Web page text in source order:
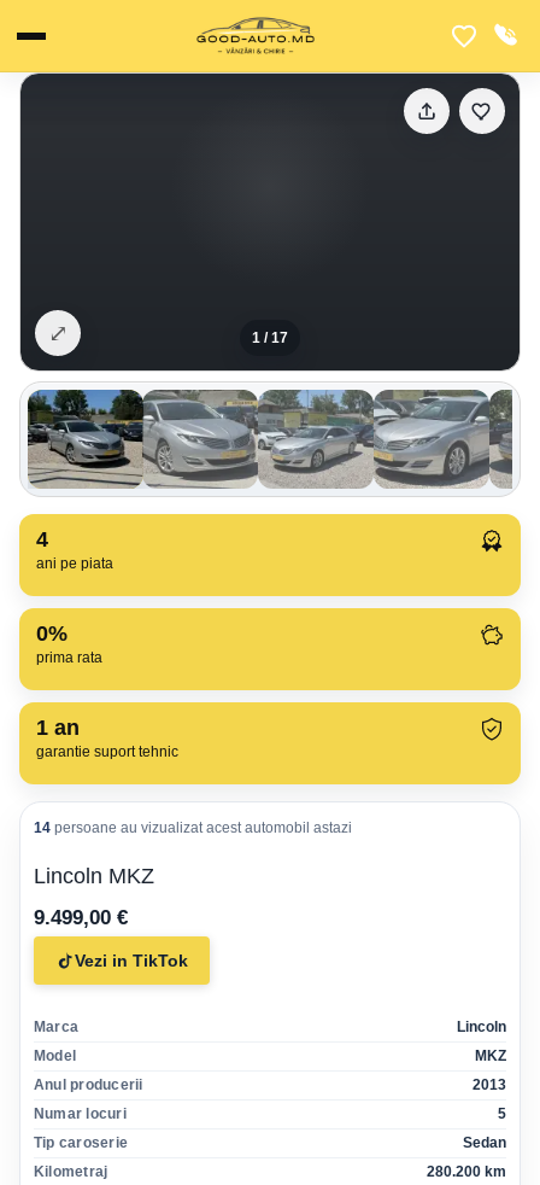
1 /17
⤢
4
ani pe piata
0%
prima rata
1 an
garantie suport tehnic
14 persoane au vizualizat acest automobil astazi
Lincoln MKZ
9.499,00 €
Vezi in TikTok
Marca
Lincoln
Model
MKZ
Anul producerii
2013
Numar locuri
5
Tip caroserie
Sedan
Kilometraj
280.200 km